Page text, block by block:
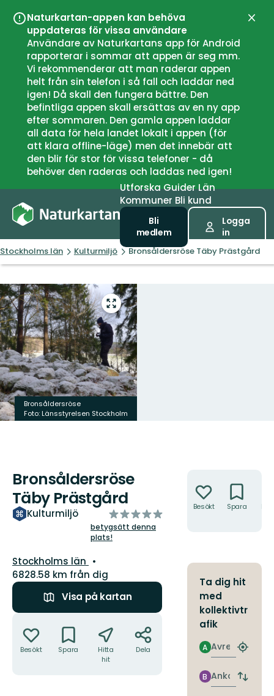
Naturkartan-appen kan behöva
uppdateras för vissa användare
Användare av Naturkartans app för Android
rapporterar i sommar att appen är seg mm.
Vi rekommenderar att man raderar appen
helt från sin telefon i så fall och laddar ned
igen! Då skall den fungera bättre. Den
befintliga appen skall ersättas av en ny app
efter sommaren. Den gamla appen laddar
all data för hela landet lokalt i appen (för
att klara offline-läge) men det innebär att
den blir för stor för vissa telefoner - då
behöver den raderas och laddas ned igen!
UtforskaGuiderLän
Kommuner Bli kund
Bli
medlem
Logga
in
Stockholms län Kulturmiljö Bronsåldersröse Täby Prästgård
Gå
till
helskärmsläge
Bronsåldersröse
Foto: Länsstyrelsen Stockholm
Bronsåldersröse
Täby Prästgård
Kulturmiljö
av
5
stjärnor
betygsätt denna
plats!
Län:
Stockholms län
6828.58 km från dig
Visa på kartan
Besökt Spara
Hitta
hit
Dela
Besökt Spara
Ta dig hit
med
kollektivtr
afik
Avresa
A
Hitta
Ankomst
B
Byt